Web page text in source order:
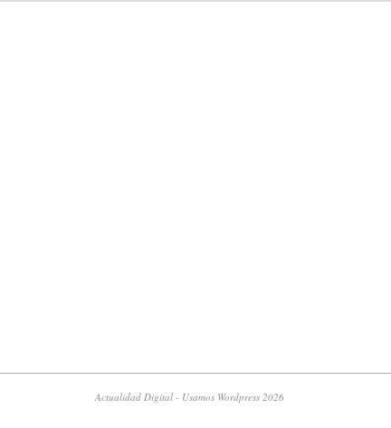
Actualidad Digital - Usamos Wordpress 2026